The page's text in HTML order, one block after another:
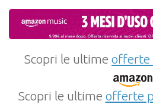
Scopri le ultime offerte
Scopri le ultime offerte